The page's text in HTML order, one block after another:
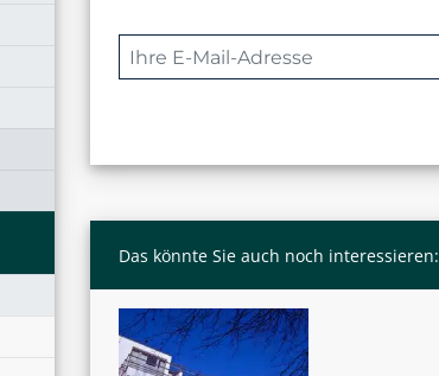
Das könnte Sie auch noch interessieren: